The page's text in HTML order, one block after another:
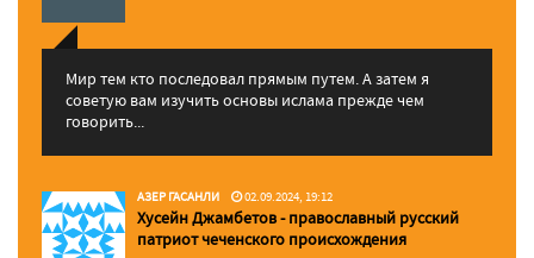
Мир тем кто последовал прямым путем. А затем я
советую вам изучить основы ислама прежде чем
говорить...
АЗЕР ГАСАНЛИ 02.09.2024, 19:12
Хусейн Джамбетов - православный русский
патриот чеченского происхождения